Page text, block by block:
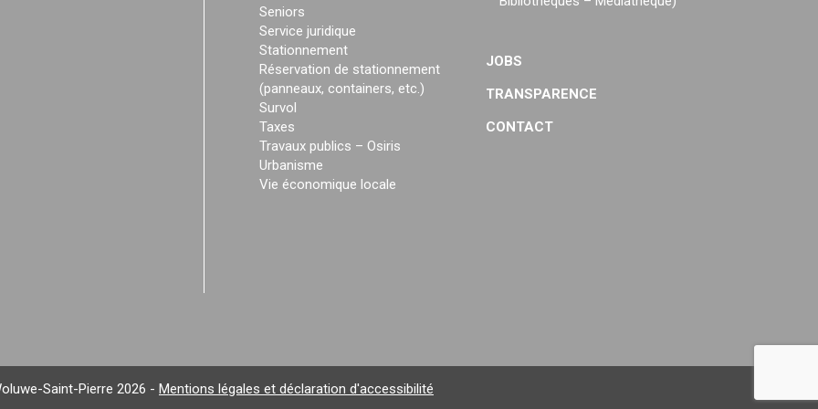
Seniors
Service juridique
Stationnement
Réservation de stationnement
(panneaux, containers, etc.)
Survol
Taxes
Travaux publics – Osiris
Urbanisme
Vie économique locale
JOBS
TRANSPARENCE
CONTACT
Saint-Pierre 2026 - Mentions légales et déclaration d'accessibilité